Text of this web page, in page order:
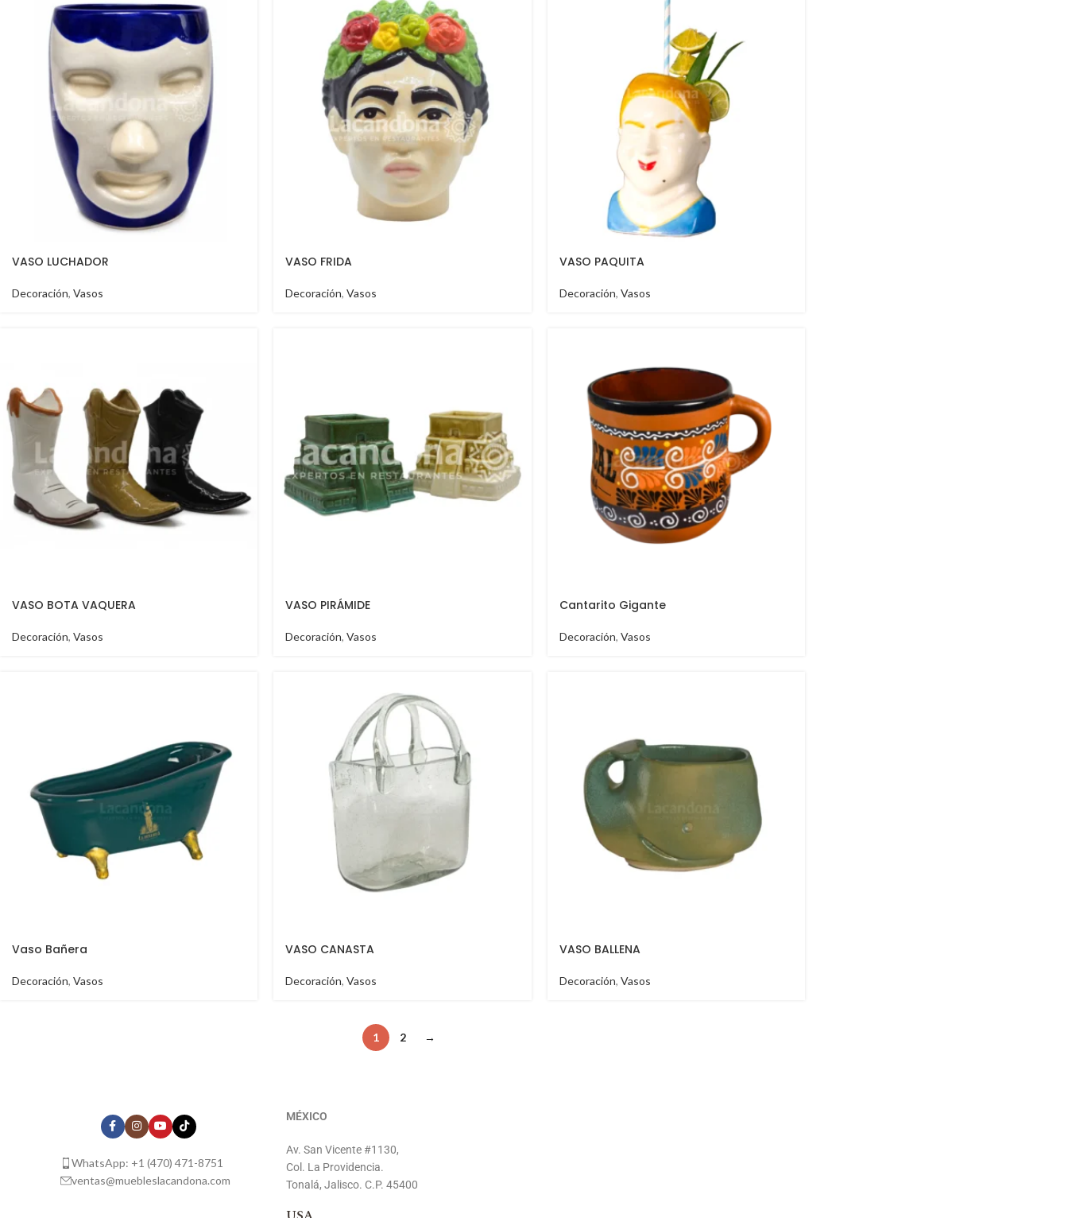
VASO LUCHADOR
Decoración, Vasos
VASO FRIDA
Decoración,Vasos
VASO PAQUITA
Decoración, Vasos
VASO BOTA VAQUERA
Decoración, Vasos
VASO PIRÁMIDE
Decoración,Vasos
Cantarito Gigante
Decoración, Vasos
Vaso Bañera
Decoración, Vasos
VASO CANASTA
Decoración,Vasos
VASO BALLENA
Decoración, Vasos
1 2 →
WhatsApp: +1 (470) 471-8751
ventas@muebleslacandona.com
MÉXICO
Av. San Vicente #1130,
Col. La Providencia.
Tonalá, Jalisco. C.P. 45400